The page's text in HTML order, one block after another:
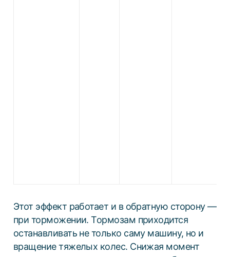
Этот эффект работает и в обратную сторону —
при торможении. Тормозам приходится
останавливать не только саму машину, но и
вращение тяжелых колес. Снижая момент